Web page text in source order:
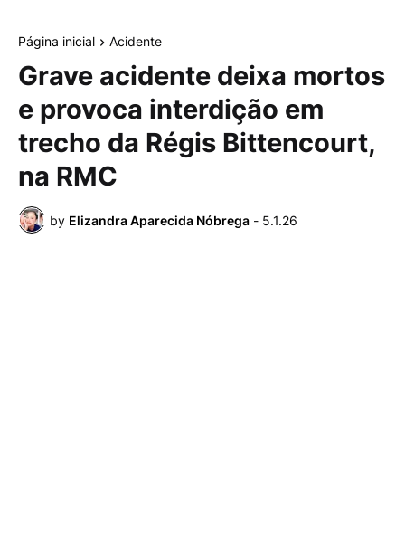
Página inicial Acidente
Grave acidente deixa mortos
e provoca interdição em
trecho da Régis Bittencourt,
na RMC
by Elizandra Aparecida Nóbrega - 5.1.26